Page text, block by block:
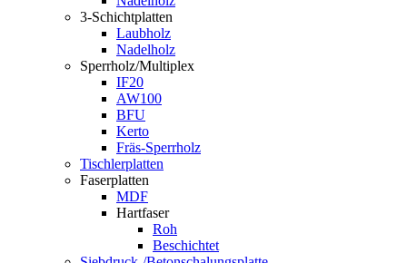
3-Schichtplatten
Laubholz
Nadelholz
Sperrholz/Multiplex
IF20
AW100
BFU
Kerto
Fräs-Sperrholz
Tischlerplatten
Faserplatten
MDF
Hartfaser
Roh
Beschichtet